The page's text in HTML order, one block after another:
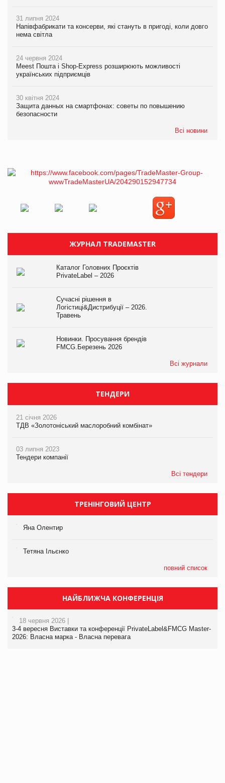
31 липня 2024
Напівфабрикати та консерви, які стануть в пригоді, коли довго
нема світла
24 червня 2024
Meest Пошта і Shop-Express розширюють можливості
українських підприємців
30 квітня 2024
Защита данных на смартфонах: советы по повышению
безопасности
Всі новини
ЖУРНАЛ TRADEMASTER
Каталог Головних Проєктів
PrivateLabel – 2026
Сучасні рішення в
Логістиці&Дистрибуції – 2026.
Травень
Новинки. Просування брендів
FMCG.Березень 2026
Всі журнали
ТЕНДЕРИ
21 січня 2026
ТДВ «Золотоніський маслоробний комбінат»
03 липня 2023
Тендери компанії
Всі тендери
ТРЕНІНГОВИЙ ЦЕНТР
Яна Олентир
Тетяна Ільєнко
повний список
НАЙБЛИЖЧА КОНФЕРЕНЦІЯ
18 червня 2026 |
3-4 вересня Виставки та конференції PrivateLabel&FMCG Master-
2026: Власна марка - Власна перевага